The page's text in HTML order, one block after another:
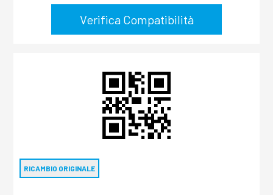
RICAMBIO ORIGINALE